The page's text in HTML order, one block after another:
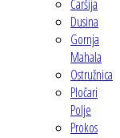
Čaršija
Dusina
Gornja
Mahala
Ostružnica
Pločari
Polje
Prokos